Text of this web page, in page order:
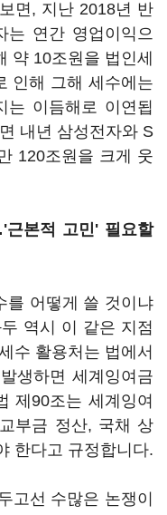
면, 지난 2018년 반
는 연간 영업이익으
약 10조원을 법인세
인해 그해 세수에는
는 이듬해로 이연됩
내년 삼성전자와 S
120조원을 크게 웃
본적 고민' 필요할
를 어떻게 쓸 것이냐
역시 이 같은 지점
수 활용처는 법에서
생하면 세계잉여금
제90조는 세계잉여
부금 정산, 국채 상
한다고 규정합니다.
고선 수많은 논쟁이